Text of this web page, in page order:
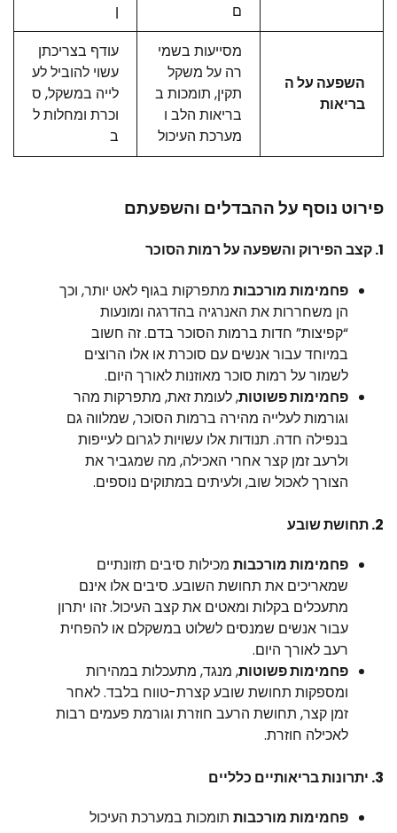
ם
ן
השפעה על ה
בריאות
מסייעות בשמי
רה על משקל
תקין, תומכות ב
בריאות הלב ו
מערכת העיכול
עודף בצריכתן
עשוי להוביל לע
לייה במשקל, ס
וכרת ומחלות ל
ב
פירוט נוסף על ההבדלים והשפעתם
1. קצב הפירוק והשפעה על רמות הסוכר
פחמימות מורכבות מתפרקות בגוף לאט יותר, וכך
הן משחררות את האנרגיה בהדרגה ומונעות
“קפיצות” חדות ברמות הסוכר בדם. זה חשוב
במיוחד עבור אנשים עם סוכרת או אלו הרוצים
לשמור על רמות סוכר מאוזנות לאורך היום.
פחמימות פשוטות, לעומת זאת, מתפרקות מהר
וגורמות לעלייה מהירה ברמות הסוכר, שמלווה גם
בנפילה חדה. תנודות אלו עשויות לגרום לעייפות
ולרעב זמן קצר אחרי האכילה, מה שמגביר את
הצורך לאכול שוב, ולעיתים במתוקים נוספים.
2. תחושת שובע
פחמימות מורכבות מכילות סיבים תזונתיים
שמאריכים את תחושת השובע. סיבים אלו אינם
מתעכלים בקלות ומאטים את קצב העיכול. זהו יתרון
עבור אנשים שמנסים לשלוט במשקלם או להפחית
רעב לאורך היום.
פחמימות פשוטות, מנגד, מתעכלות במהירות
ומספקות תחושת שובע קצרת-טווח בלבד. לאחר
זמן קצר, תחושת הרעב חוזרת וגורמת פעמים רבות
לאכילה חוזרת.
3. יתרונות בריאותיים כלליים
פחמימות מורכבות תומכות במערכת העיכול